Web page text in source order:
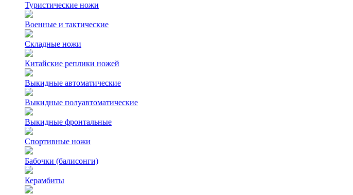
Туристические ножи
Военные и тактические
Складные ножи
Китайские реплики ножей
Выкидные автоматические
Выкидные полуавтоматические
Выкидные фронтальные
Спортивные ножи
Бабочки (балисонги)
Керамбиты